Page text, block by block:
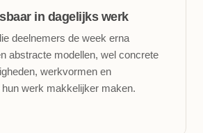
in dagelijks werk
deelnemers de week erna
abstracte modellen, wel concrete
werkvormen en
werk makkelijker maken.